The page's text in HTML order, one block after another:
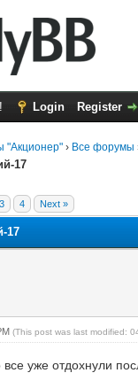
Login Register
"Акционер" › Все форумы
17
3 4 Next »
17
(This post was last modified:
уже отдохнули